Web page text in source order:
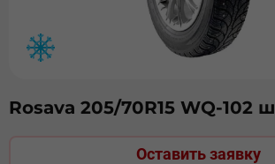
Rosava 205/70R15 WQ-102 ш
Оставить заявку